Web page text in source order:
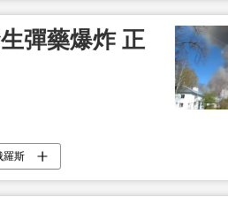
彈藥爆炸 正
羅斯